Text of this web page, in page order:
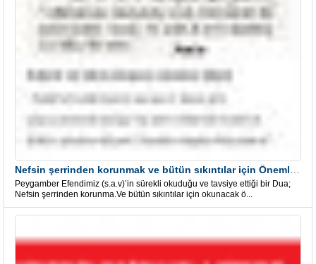
Peygamber Efendimiz (s.a.v)’in sürekli okuduğu ve tavsiye ettiği bir Dua;
Nefsin şerrinden korunma.Ve bütün sıkıntılar için okunacak ö...